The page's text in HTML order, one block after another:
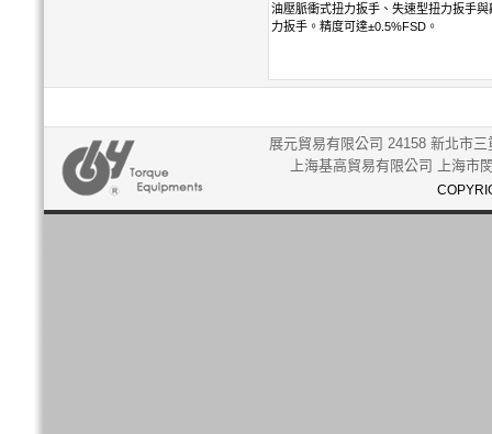
油壓脈衝式扭力扳手、失速型扭力扳手
力扳手。精度可達±0.5%FSD。
展元貿易有限公司 24158 新北市
上海基高貿易有限公司 上海